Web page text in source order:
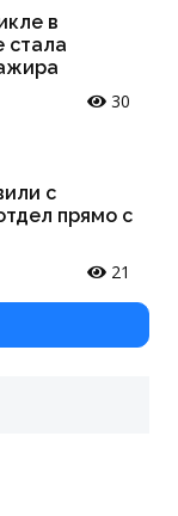
в
стала
30
с
прямо с
21